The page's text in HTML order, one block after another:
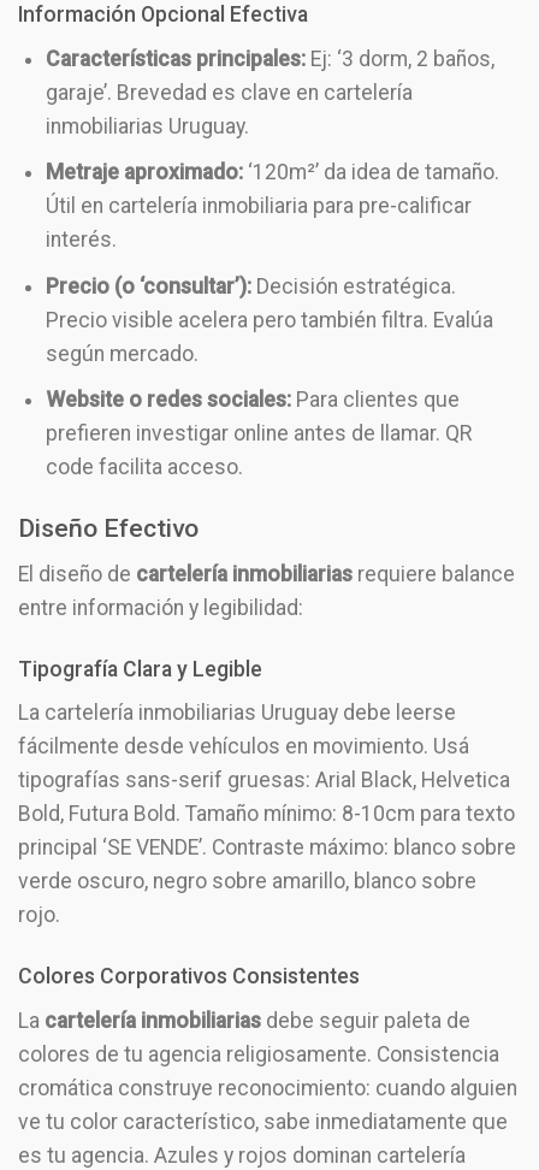
Información Opcional Efectiva
Características principales: Ej: ‘3 dorm, 2 baños,
garaje’. Brevedad es clave en cartelería
inmobiliarias Uruguay.
Metraje aproximado: ‘120m²’ da idea de tamaño.
Útil en cartelería inmobiliaria para pre-calificar
interés.
Precio (o ‘consultar’): Decisión estratégica.
Precio visible acelera pero también filtra. Evalúa
según mercado.
Website o redes sociales: Para clientes que
prefieren investigar online antes de llamar. QR
code facilita acceso.
Diseño Efectivo
El diseño de cartelería inmobiliarias requiere balance
entre información y legibilidad:
Tipografía Clara y Legible
La cartelería inmobiliarias Uruguay debe leerse
fácilmente desde vehículos en movimiento. Usá
tipografías sans-serif gruesas: Arial Black, Helvetica
Bold, Futura Bold. Tamaño mínimo: 8-10cm para texto
principal ‘SE VENDE’. Contraste máximo: blanco sobre
verde oscuro, negro sobre amarillo, blanco sobre
rojo.
Colores Corporativos Consistentes
La cartelería inmobiliarias debe seguir paleta de
colores de tu agencia religiosamente. Consistencia
cromática construye reconocimiento: cuando alguien
ve tu color característico, sabe inmediatamente que
es tu agencia. Azules y rojos dominan cartelería